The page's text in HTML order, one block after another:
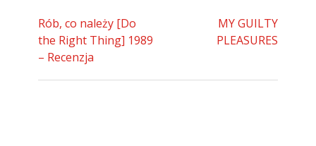
Rób, co należy [Do
the Right Thing] 1989
– Recenzja
MY GUILTY
PLEASURES